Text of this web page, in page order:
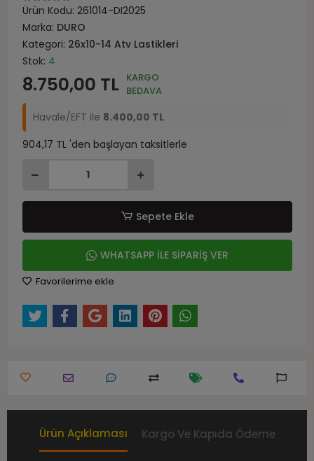
Ürün Kodu: 261014-DI2025
Marka: DURO
Kategori: 26x10-14 Atv Lastikleri
Stok: 4
8.750,00 TL KARGO
BEDAVA
Havale/EFT ile 8.400,00 TL
904,17 TL 'den başlayan taksitlerle
Sepete Ekle
WHATSAPP İLE SİPARİŞ VER
Favorilerime ekle
Ürün Açıklaması Kargo Ve Kapıda Ödeme